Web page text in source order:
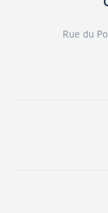
Rue du